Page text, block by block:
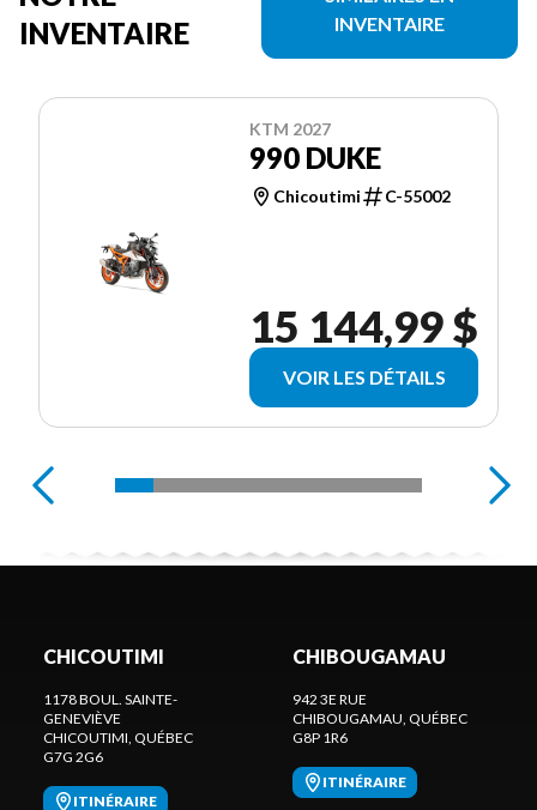
INVENTAIRE
INVENTAIRE
KTM 2027
990 DUKE
Chicoutimi C-55002
15 144,99 $
VOIR LES DÉTAILS
CHICOUTIMI
1178 BOUL. SAINTE-
GENEVIÈVE
CHICOUTIMI , QUÉBEC
G7G 2G6
ITINÉRAIRE
CHIBOUGAMAU
942 3E RUE
CHIBOUGAMAU , QUÉBEC
G8P 1R6
ITINÉRAIRE